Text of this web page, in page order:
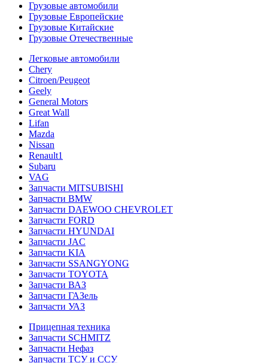
Грузовые автомобили
Грузовые Европейские
Грузовые Китайские
Грузовые Отечественные
Легковые автомобили
Chery
Citroen/Peugeot
Geely
General Motors
Great Wall
Lifan
Mazda
Nissan
Renault1
Subaru
VAG
Запчасти MITSUBISHI
Запчасти BMW
Запчасти DAEWOO CHEVROLET
Запчасти FORD
Запчасти HYUNDAI
Запчасти JAC
Запчасти KIA
Запчасти SSANGYONG
Запчасти TOYOTA
Запчасти ВАЗ
Запчасти ГАЗель
Запчасти УАЗ
Прицепная техника
Запчасти SCHMITZ
Запчасти Нефаз
Запчасти ТСУ и ССУ